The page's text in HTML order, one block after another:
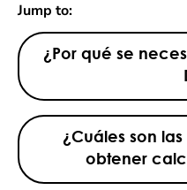
Jump to:
¿Por qué se
¿Cuáles son
obtener